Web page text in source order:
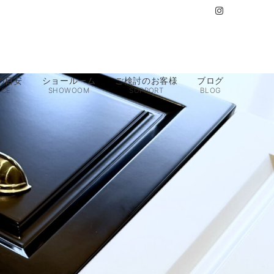
目安 ショールーム
SHOWOOM
ご検討のお客様
SUPPORT
ブログ
BLOG